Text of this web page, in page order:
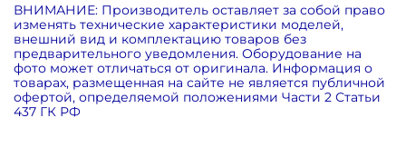
ВНИМАНИЕ: Производитель оставляет за собой право
изменять технические характеристики моделей,
внешний вид и комплектацию товаров без
предварительного уведомления. Оборудование на
фото может отличаться от оригинала. Информация о
товарах, размещенная на сайте не является публичной
офертой, определяемой положениями Части 2 Статьи
437 ГК РФ